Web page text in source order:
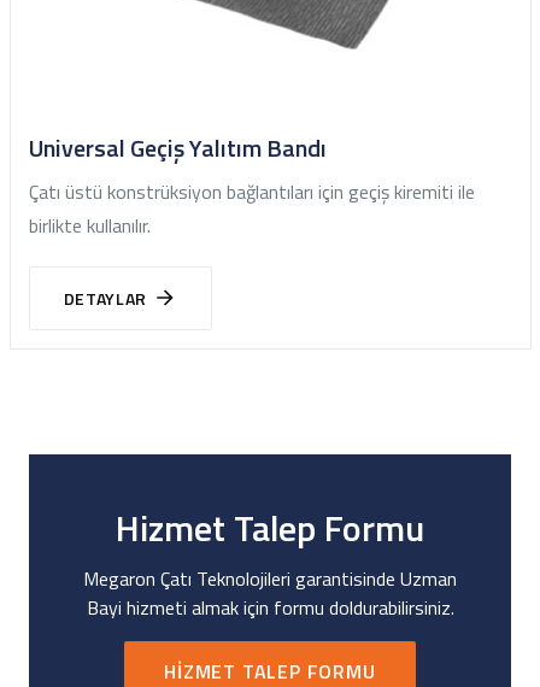
Universal Geçiş Yalıtım Bandı
Çatı üstü konstrüksiyon bağlantıları için geçiş kiremiti ile
birlikte kullanılır.
DETAYLAR
Hizmet Talep Formu
Megaron Çatı Teknolojileri garantisinde Uzman
Bayi hizmeti almak için formu doldurabilirsiniz.
HIZMET TALEP FORMU